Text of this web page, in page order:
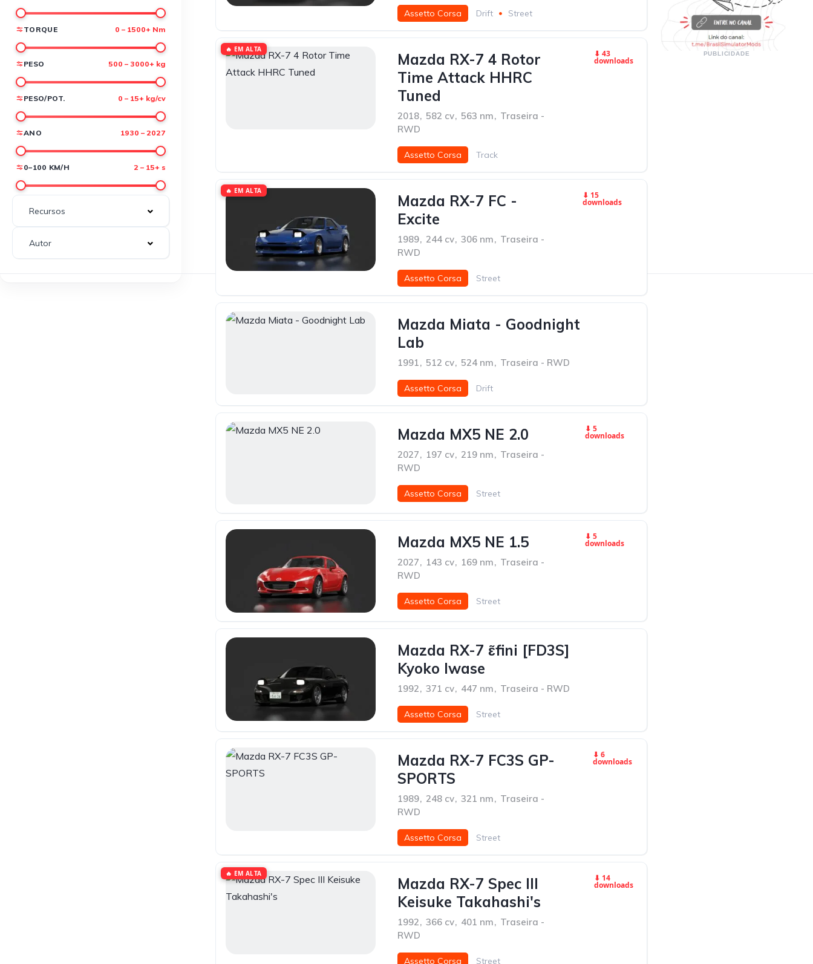
TORQUE 0 – 1500+ Nm
PESO 500 – 3000+ kg
PESO/POT. 0 – 15+ kg/cv
ANO 1930 – 2027
0–100 KM/H 2 – 15+ s
Recursos
Autor
Assetto Corsa Drift Street
Mazda RX-7 4 Rotor
Time Attack HHRC
Tuned
2018, 582 cv, 563 nm, Traseira -
RWD
Assetto Corsa Track
⬇ 43
downloads
🔥 EM ALTA
Mazda RX-7 FC -
Excite
1989, 244 cv, 306 nm, Traseira -
RWD
Assetto Corsa Street
⬇ 15
downloads
🔥 EM ALTA
Mazda Miata - Goodnight
Lab
1991, 512 cv, 524 nm, Traseira - RWD
Assetto Corsa Drift
Mazda MX5 NE 2.0
2027, 197 cv, 219 nm, Traseira -
RWD
Assetto Corsa Street
⬇ 5
downloads
Mazda MX5 NE 1.5
2027, 143 cv, 169 nm, Traseira -
RWD
Assetto Corsa Street
⬇ 5
downloads
Mazda RX-7 ɛ̃fini [FD3S]
Kyoko Iwase
1992, 371 cv, 447 nm, Traseira - RWD
Assetto Corsa Street
Mazda RX-7 FC3S GP-
SPORTS
1989, 248 cv, 321 nm, Traseira -
RWD
Assetto Corsa Street
⬇ 6
downloads
Mazda RX-7 Spec III
Keisuke Takahashi's
1992, 366 cv, 401 nm, Traseira -
RWD
Assetto Corsa Street
⬇ 14
downloads
🔥 EM ALTA
PUBLICIDADE